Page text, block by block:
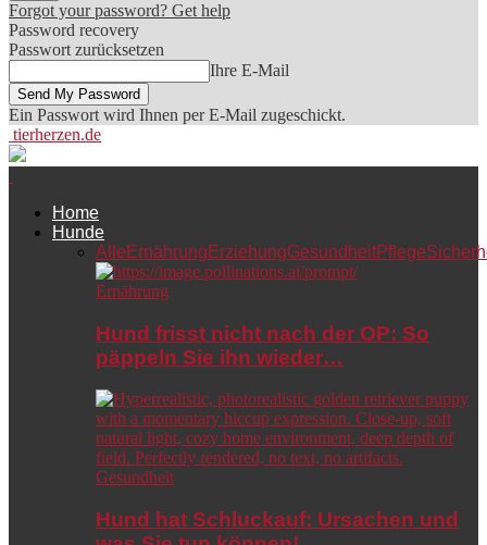
Forgot your password? Get help
Password recovery
Passwort zurücksetzen
Ihre E-Mail
Ein Passwort wird Ihnen per E-Mail zugeschickt.
tierherzen.de
Home
Hunde
Alle Ernährung ErziehungGesundheitPflege
Ernährung
Hund frisst nicht nach der OP: So
päppeln Sie ihn wieder…
Gesundheit
Hund hat Schluckauf: Ursachen und